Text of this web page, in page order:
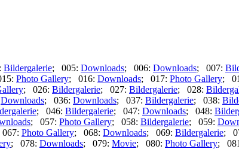
Bildergalerie; 005: Downloads; 006: Downloads; 007:
Photo Gallery; 016: Downloads; 017: Photo Gallery;
; 026: Bildergalerie; 027: Bildergalerie; 028:
Downloads; 036: Downloads; 037: Bildergalerie; 038:
; 046: Bildergalerie; 047: Downloads; 048:
; 057: Photo Gallery; 058: Bildergalerie; 059:
Photo Gallery; 068: Downloads; 069: Bildergalerie;
; 078: Downloads; 079: Movie; 080: Photo Gallery;